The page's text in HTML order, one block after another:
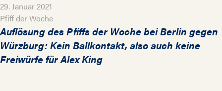
29. Januar 2021
Pfiff der Woche
Auflösung des Pfiffs der Woche bei Berlin gegen
Würzburg: Kein Ballkontakt, also auch keine
Freiwürfe für Alex King